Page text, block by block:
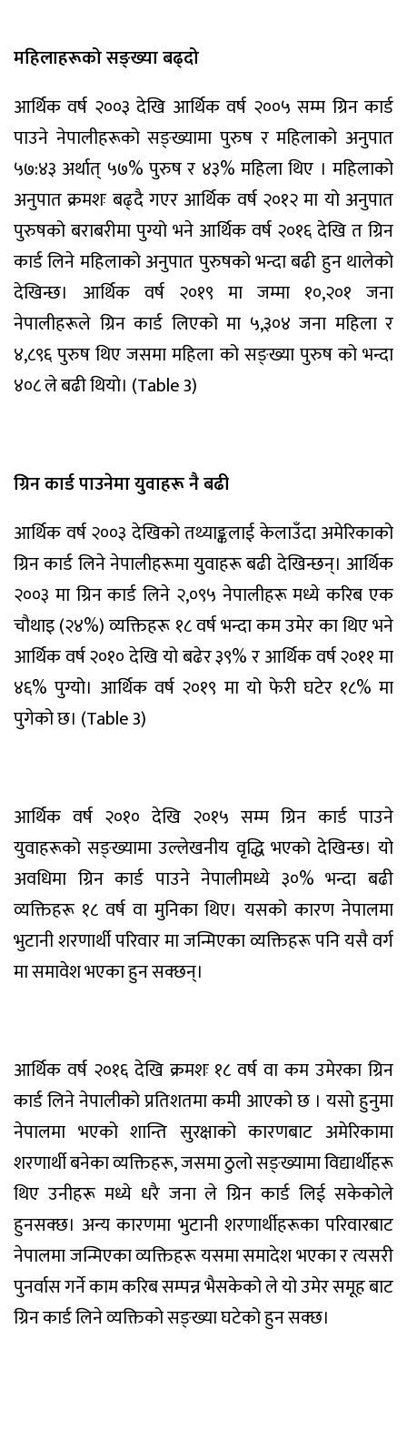
महिलाहरूको सङ्ख्या बढ्दो
आर्थिक वर्ष २००३ देखि आर्थिक वर्ष २००५ सम्म ग्रिन कार्ड
पाउने नेपालीहरूको सङ्ख्यामा पुरुष र महिलाको अनुपात
५७:४३ अर्थात् ५७% पुरुष र ४३% महिला थिए । महिलाको
अनुपात क्रमशः बढ्दै गएर आर्थिक वर्ष २०१२ मा यो अनुपात
पुरुषको बराबरीमा पुग्यो भने आर्थिक वर्ष २०१६ देखि त ग्रिन
कार्ड लिने महिलाको अनुपात पुरुषको भन्दा बढी हुन थालेको
देखिन्छ। आर्थिक वर्ष २०१९ मा जम्मा १०,२०१ जना
नेपालीहरूले ग्रिन कार्ड लिएको मा ५,३०४ जना महिला र
४,८९६ पुरुष थिए जसमा महिला को सङ्ख्या पुरुष को भन्दा
४०८ ले बढी थियो। (Table 3)
ग्रिन कार्ड पाउनेमा युवाहरू नै बढी
आर्थिक वर्ष २००३ देखिको तथ्याङ्कलाई केलाउँदा अमेरिकाको
ग्रिन कार्ड लिने नेपालीहरूमा युवाहरू बढी देखिन्छन्। आर्थिक
२००३ मा ग्रिन कार्ड लिने २,०९५ नेपालीहरू मध्ये करिब एक
चौथाइ (२४%) व्यक्तिहरू १८ वर्ष भन्दा कम उमेर का थिए भने
आर्थिक वर्ष २०१० देखि यो बढेर ३९% र आर्थिक वर्ष २०११ मा
४६% पुग्यो। आर्थिक वर्ष २०१९ मा यो फेरी घटेर १८% मा
पुगेको छ। (Table 3)
आर्थिक वर्ष २०१० देखि २०१५ सम्म ग्रिन कार्ड पाउने
युवाहरूको सङ्ख्यामा उल्लेखनीय वृद्धि भएको देखिन्छ। यो
अवधिमा ग्रिन कार्ड पाउने नेपालीमध्ये ३०% भन्दा बढी
व्यक्तिहरू १८ वर्ष वा मुनिका थिए। यसको कारण नेपालमा
भुटानी शरणार्थी परिवार मा जन्मिएका व्यक्तिहरू पनि यसै वर्ग
मा समावेश भएका हुन सक्छन्।
आर्थिक वर्ष २०१६ देखि क्रमशः १८ वर्ष वा कम उमेरका ग्रिन
कार्ड लिने नेपालीको प्रतिशतमा कमी आएको छ । यसो हुनुमा
नेपालमा भएको शान्ति सुरक्षाको कारणबाट अमेरिकामा
शरणार्थी बनेका व्यक्तिहरू, जसमा ठुलो सङ्ख्यामा विद्यार्थीहरू
थिए उनीहरू मध्ये धरै जना ले ग्रिन कार्ड लिई सकेकोले
हुनसक्छ। अन्य कारणमा भुटानी शरणार्थीहरूका परिवारबाट
नेपालमा जन्मिएका व्यक्तिहरू यसमा समादेश भएका र त्यसरी
पुनर्वास गर्ने काम करिब सम्पन्न भैसकेको ले यो उमेर समूह बाट
ग्रिन कार्ड लिने व्यक्तिको सङ्ख्या घटेको हुन सक्छ।